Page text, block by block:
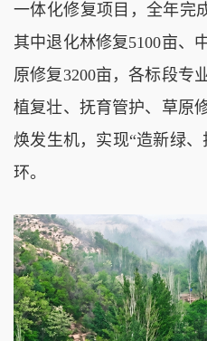
一体化修复项目，全年完
其中退化林修复5100亩、
原修复3200亩，各标段专
植复壮、抚育管护、草原
焕发生机，实现“造新绿
环。